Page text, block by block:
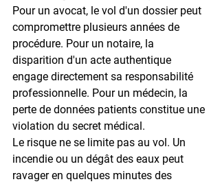
Pour un avocat, le vol d'un dossier peut
compromettre plusieurs années de
procédure. Pour un notaire, la
disparition d'un acte authentique
engage directement sa responsabilité
professionnelle. Pour un médecin, la
perte de données patients constitue une
violation du secret médical.
Le risque ne se limite pas au vol. Un
incendie ou un dégât des eaux peut
ravager en quelques minutes des